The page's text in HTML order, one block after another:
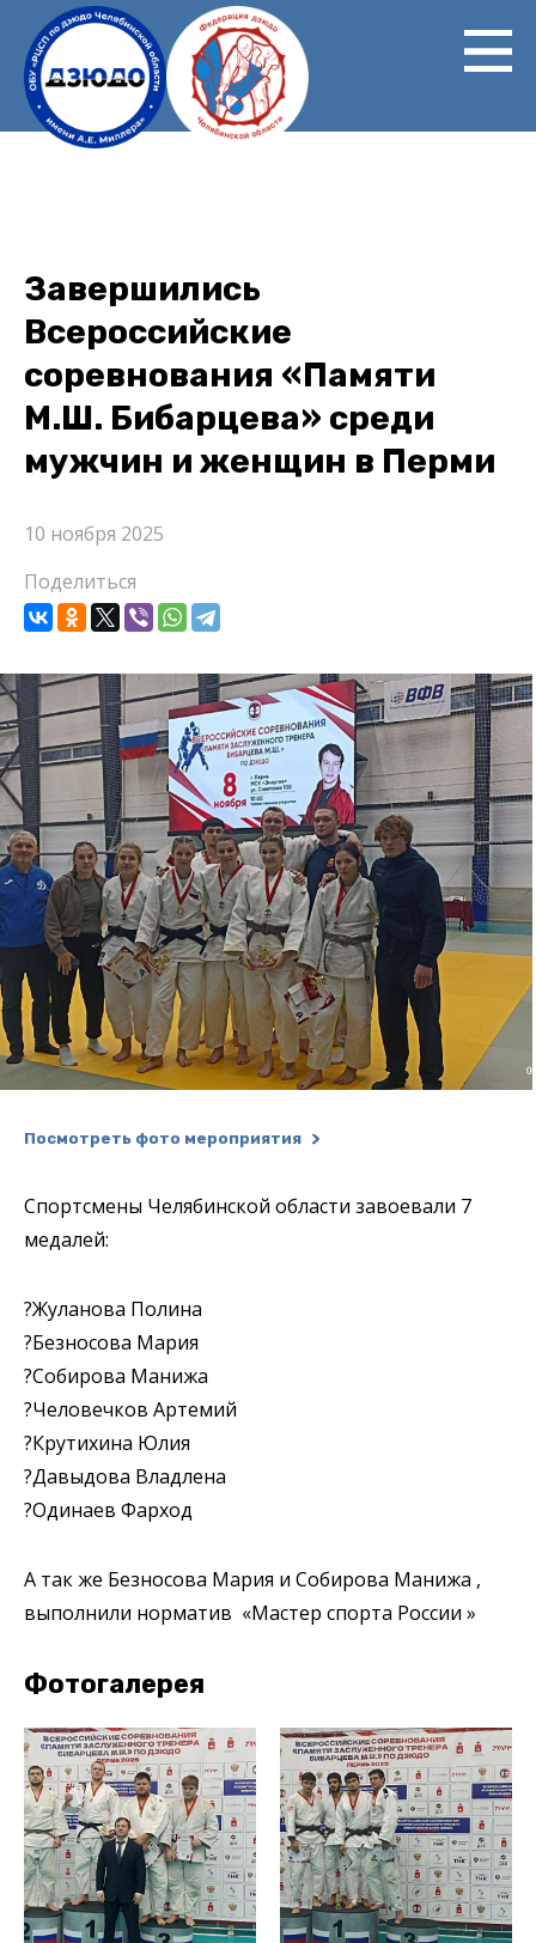
Перейти
основному
содержанию
Завершились
Всероссийские
соревнования «Памяти
М.Ш. Бибарцева» среди
мужчин и женщин в Перми
10 ноября 2025
Поделиться
Посмотреть фото мероприятия
Спортсмены Челябинской области завоевали 7
медалей:
?Жуланова Полина
?Безносова Мария
?Собирова Манижа
?Человечков Артемий
?Крутихина Юлия
?Давыдова Владлена
?Одинаев Фарход
А так же Безносова Мария и Собирова Манижа ,
выполнили норматив «Мастер спорта России »
Фотогалерея